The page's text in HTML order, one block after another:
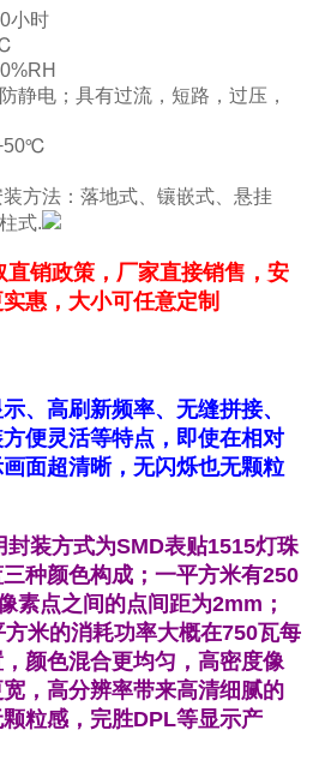
小时
静电；具有过流，短路，过压，
方法：落地式、镶嵌式、悬挂
式.
销政策，厂家直接销售，安
惠，大小可任意定制
、高刷新频率、无缝拼接、
便灵活等特点，即使在相对
面超清晰，无闪烁也无颗粒
装方式为SMD表贴1515灯珠
种颜色构成；一平方米有250
素点之间的点间距为2mm；
米的消耗功率大概在750瓦每
颜色混合更均匀，高密度像
，高分辨率带来高清细腻的
粒感，完胜DPL等显示产